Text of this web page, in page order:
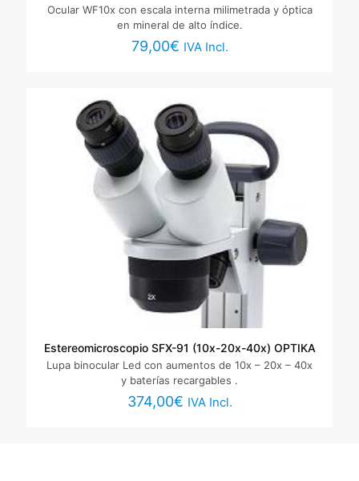
Ocular WF10x con escala interna milimetrada y óptica
en mineral de alto índice.
79,00€ IVA Incl.
Estereomicroscopio SFX-91 (10x-20x-40x) OPTIKA
Lupa binocular Led con aumentos de 10x – 20x – 40x
y baterías recargables .
374,00€ IVA Incl.